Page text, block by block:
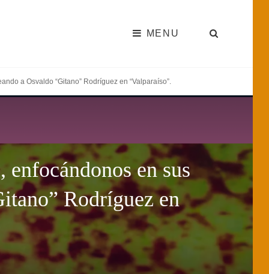
MENU
a Osvaldo “Gitano” Rodríguez en “Valparaíso”.
en sus
Rodríguez en